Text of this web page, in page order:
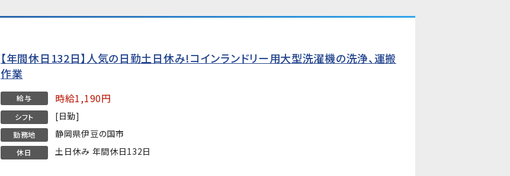
【年間休日132日】人気の日勤土日休み!コインランドリー用大型洗濯機の洗浄、運搬
作業
給与 時給1,190円
シフト [日勤]
勤務地 静岡県伊豆の国市
休日 土日休み 年間休日132日